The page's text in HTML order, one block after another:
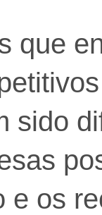
que
sido
e os